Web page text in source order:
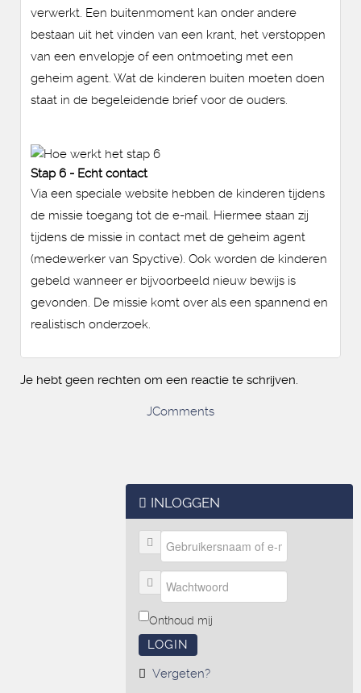
verwerkt. Een buitenmoment kan onder andere
bestaan uit het vinden van een krant, het verstoppen
van een envelopje of een ontmoeting met een
geheim agent. Wat de kinderen buiten moeten doen
staat in de begeleidende brief voor de ouders.
Stap 6 - Echt contact
Via een speciale website hebben de kinderen tijdens
de missie toegang tot de e-mail. Hiermee staan zij
tijdens de missie in contact met de geheim agent
(medewerker van Spyctive). Ook worden de kinderen
gebeld wanneer er bijvoorbeeld nieuw bewijs is
gevonden. De missie komt over als een spannend en
realistisch onderzoek.
Je hebt geen rechten om een reactie te schrijven.
JComments
INLOGGEN
Onthoud mij
LOGIN
Vergeten?